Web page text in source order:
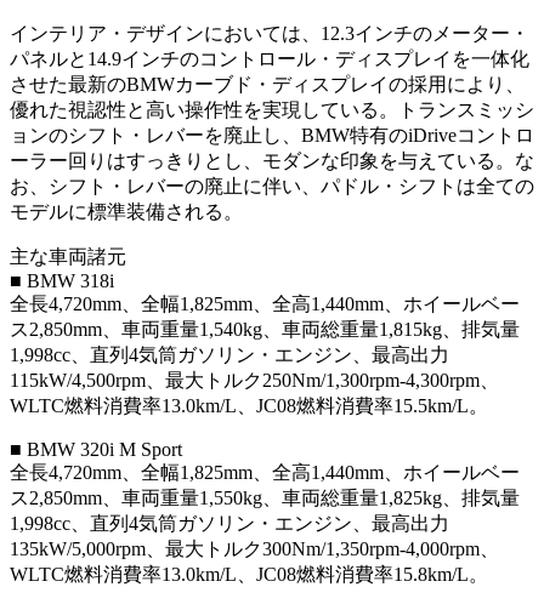
インテリア・デザインにおいては、12.3インチのメーター・
パネルと14.9インチのコントロール・ディスプレイを一体化
させた最新のBMWカーブド・ディスプレイの採用により、
優れた視認性と高い操作性を実現している。トランスミッシ
ョンのシフト・レバーを廃止し、BMW特有のiDriveコントロ
ーラー回りはすっきりとし、モダンな印象を与えている。な
お、シフト・レバーの廃止に伴い、パドル・シフトは全ての
モデルに標準装備される。
主な車両諸元
■ BMW 318i
全長4,720mm、全幅1,825mm、全高1,440mm、ホイールベー
ス2,850mm、車両重量1,540kg、車両総重量1,815kg、排気量
1,998cc、直列4気筒ガソリン・エンジン、最高出力
115kW/4,500rpm、最大トルク250Nm/1,300rpm-4,300rpm、
WLTC燃料消費率13.0km/L、JC08燃料消費率15.5km/L。
■ BMW 320i M Sport
全長4,720mm、全幅1,825mm、全高1,440mm、ホイールベー
ス2,850mm、車両重量1,550kg、車両総重量1,825kg、排気量
1,998cc、直列4気筒ガソリン・エンジン、最高出力
135kW/5,000rpm、最大トルク300Nm/1,350rpm-4,000rpm、
WLTC燃料消費率13.0km/L、JC08燃料消費率15.8km/L。